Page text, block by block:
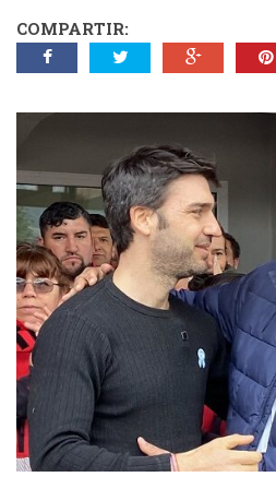
COMPARTIR: